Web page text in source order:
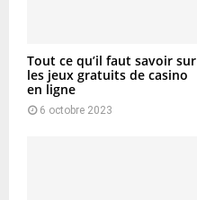
Tout ce qu’il faut savoir sur
les jeux gratuits de casino
en ligne
6 octobre 2023